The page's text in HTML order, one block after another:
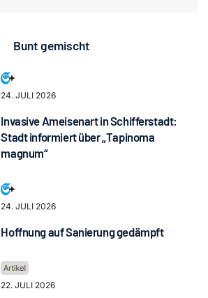
Bunt gemischt
24. JULI 2026
Invasive Ameisenart in Schifferstadt:
Stadt informiert über „Tapinoma
magnum“
24. JULI 2026
Hoffnung auf Sanierung gedämpft
22. JULI 2026